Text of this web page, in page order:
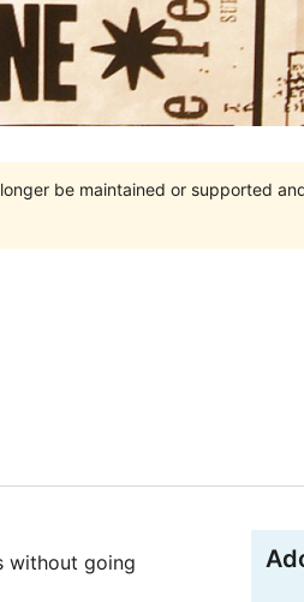
be maintained or supported
without going